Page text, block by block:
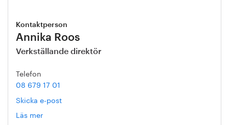
Kontaktperson
Annika Roos
Verkställande direktör
Telefon
08 679 17 01
Skicka e-post
Läs mer